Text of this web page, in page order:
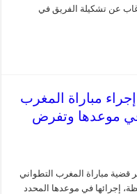
عن تشكيلة الفريق في
مباراة المغرب
في موعدها وتفرض
قضية مباراة المغرب التطواني
إجرائها في موعدها المحدد